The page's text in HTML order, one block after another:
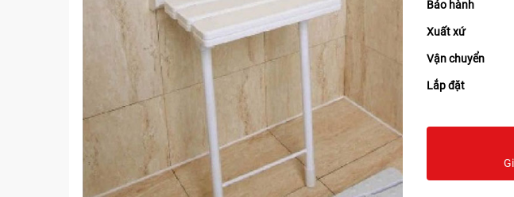
Bảo hành
Xuất xứ
Vận chuyển
Lắp đặt